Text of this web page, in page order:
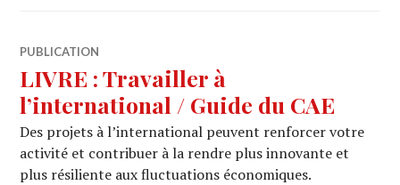
PUBLICATION
LIVRE : Travailler à
l’international / Guide du CAE
Des projets à l’international peuvent renforcer votre
activité et contribuer à la rendre plus innovante et
plus résiliente aux fluctuations économiques.